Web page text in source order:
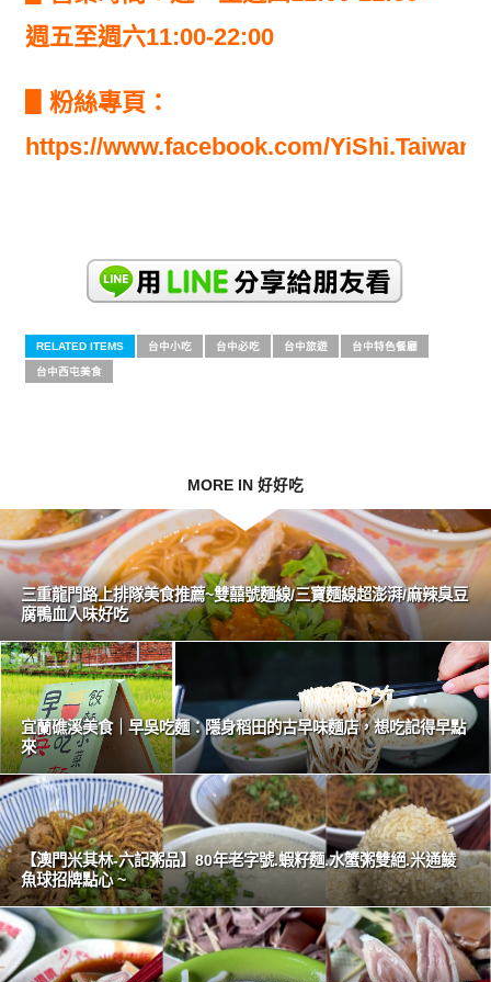
週五至週六11:00-22:00
▋粉絲專頁：
https://www.facebook.com/YiShi.Taiwan/
RELATED ITEMS 台中小吃 台中必吃 台中旅遊 台中特色餐廳
台中西屯美食
MORE IN 好好吃
三重龍門路上排隊美食推薦~雙囍號麵線/三寶麵線超澎湃/麻辣臭豆
腐鴨血入味好吃
宜蘭礁溪美食｜早吳吃麵：隱身稻田的古早味麵店，想吃記得早點
來
【澳門米其林-六記粥品】80年老字號.蝦籽麵.水蟹粥雙絕.米通鯪
魚球招牌點心 ~